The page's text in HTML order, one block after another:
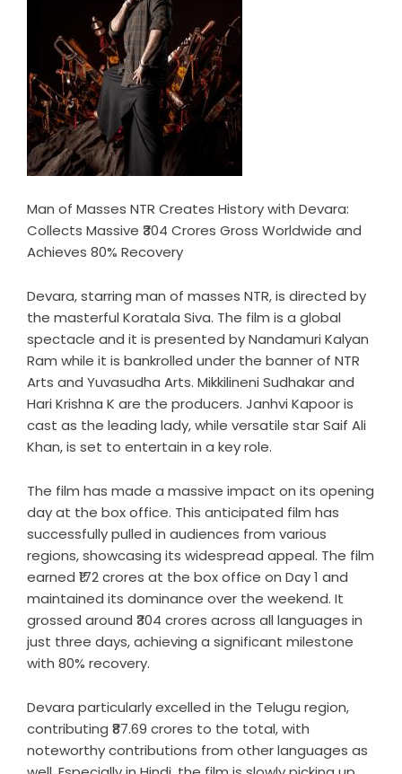
Man of Masses NTR Creates History with Devara:
Collects Massive ₹304 Crores Gross Worldwide and
Achieves 80% Recovery
Devara, starring man of masses NTR, is directed by
the masterful Koratala Siva. The film is a global
spectacle and it is presented by Nandamuri Kalyan
Ram while it is bankrolled under the banner of NTR
Arts and Yuvasudha Arts. Mikkilineni Sudhakar and
Hari Krishna K are the producers. Janhvi Kapoor is
cast as the leading lady, while versatile star Saif Ali
Khan, is set to entertain in a key role.
The film has made a massive impact on its opening
day at the box office. This anticipated film has
successfully pulled in audiences from various
regions, showcasing its widespread appeal. The film
earned ₹172 crores at the box office on Day 1 and
maintained its dominance over the weekend. It
grossed around ₹304 crores across all languages in
just three days, achieving a significant milestone
with 80% recovery.
Devara particularly excelled in the Telugu region,
contributing ₹87.69 crores to the total, with
noteworthy contributions from other languages as